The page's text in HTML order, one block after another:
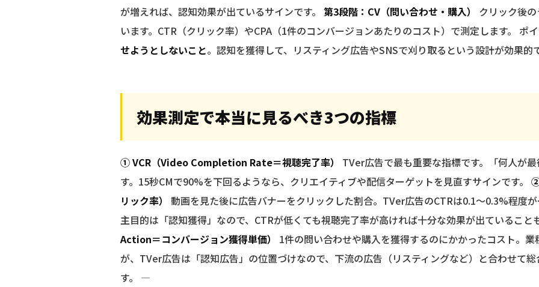
が増えれば、認知効果が出ているサインです。 第3段階：CV（問い合わせ・購入）
クリック後
います。CTR（クリック率）やCPA（1件のコンバージョンあたりのコスト）で測定します。 ポ
せようとしないこと。認知を獲得して、リスティング広告やSNSで刈り取るという設計が効果的
効果測定で本当に見るべき3つの指標
① VCR（Video Completion Rate＝視聴完了率）
TVer広告で最も重要な指標です。「何人が
す。15秒CMで90%を下回るようなら、クリエイティブや配信ターゲットを見直すサインです。
リック率）
動画を見た後に広告バナーをクリックした割合。TVer広告のCTRは0.1〜0.3%程度
主目的は「認知獲得」なので、CTRが低くても視聴完了率が高ければ十分な効果が出ていること
Action＝コンバージョン獲得単価）
1件の問い合わせや購入を獲得するのにかかったコスト。
が、TVer広告は「認知広告」の位置づけなので、下流の広告（リスティングなど）と合わせて
す。 —